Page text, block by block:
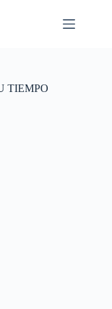
TIEMPO